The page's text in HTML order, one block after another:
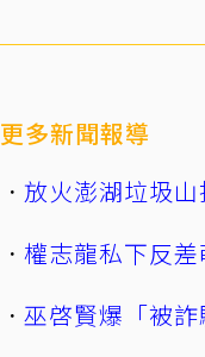
更多新聞報導
放火澎湖垃圾
權志龍私下反
巫啓賢爆「被